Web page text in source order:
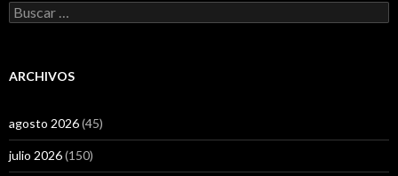
Buscar:
ARCHIVOS
agosto 2026(45)
julio 2026(150)